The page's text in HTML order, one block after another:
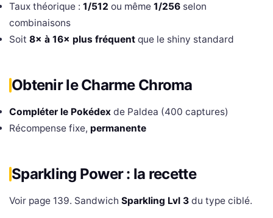
Taux théorique : 1/512 ou même 1/256 selon
combinaisons
Soit 8× à 16× plus fréquent que le shiny standard
Obtenir le Charme Chroma
Compléter le Pokédex de Paldea (400 captures)
Récompense fixe, permanente
Sparkling Power : la recette
Voir page 139. Sandwich Sparkling Lvl 3 du type ciblé.